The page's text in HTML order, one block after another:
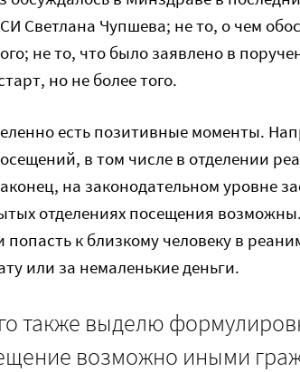
Светлана Чупшева; не то, о чем
не то, что было заявлено в
но не более того.
есть позитивные моменты.
в том числе в отделении
на законодательном уровне
отделениях посещения
попасть к близкому человеку в
или за немаленькие деньги.
также выделю
возможно иными